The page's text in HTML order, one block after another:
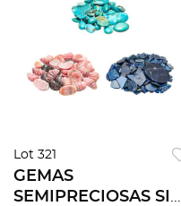
Lot 321
GEMAS
SEMIPRECIOSAS SIN